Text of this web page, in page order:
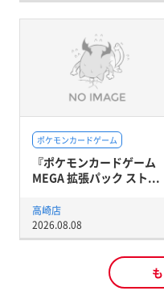
ポケモンカードゲーム
『ポケモンカードゲーム
MEGA 拡張パック スト...
高崎店
2026.08.08